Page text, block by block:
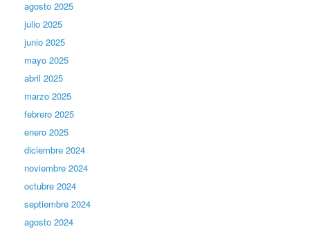
agosto 2025
julio 2025
junio 2025
mayo 2025
abril 2025
marzo 2025
febrero 2025
enero 2025
diciembre 2024
noviembre 2024
octubre 2024
septiembre 2024
agosto 2024